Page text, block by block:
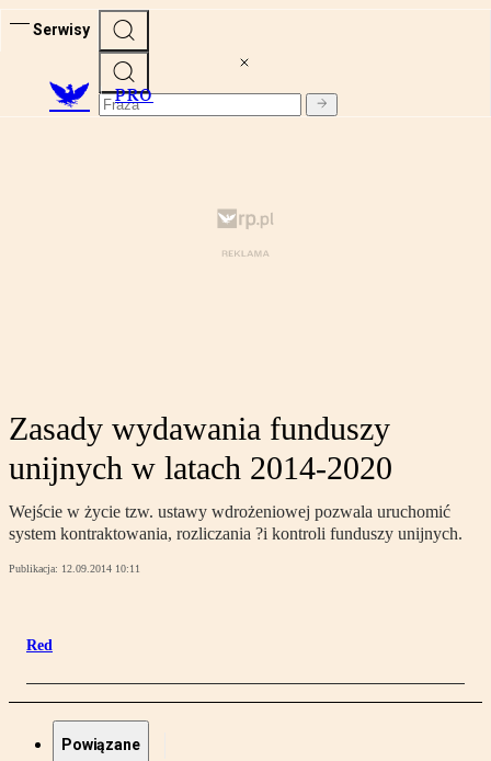
Serwisy
PRO
Zasady wydawania funduszy
unijnych w latach 2014-2020
Wejście w życie tzw. ustawy wdrożeniowej pozwala uruchomić
system kontraktowania, rozliczania ?i kontroli funduszy unijnych.
Publikacja: 12.09.2014 10:11
Red
Powiązane